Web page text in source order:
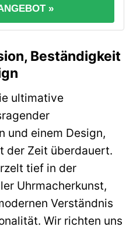
»
Beständigkeit
ultimative
und einem Design,
der Zeit überdauert.
tief in der
Uhrmacherkunst,
Verständnis
Wir richten uns